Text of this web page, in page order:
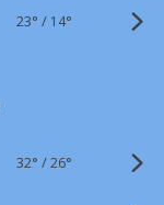
23° / 14°
32° /26°